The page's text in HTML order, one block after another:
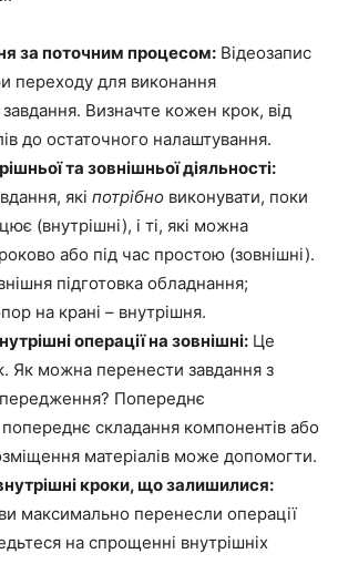
за поточним процесом: Відеозапис
переходу для виконання
Визначте кожен крок, від
до остаточного налаштування.
та зовнішньої діяльності:
які потрібно виконувати, поки
(внутрішні), і ті, які можна
або під час простою (зовнішні).
підготовка обладнання;
на крані – внутрішня.
операції на зовнішні: Це
Як можна перенести завдання з
Попереднє
складання компонентів або
матеріалів може допомогти.
кроки, що залишилися:
максимально перенесли операції
на спрощенні внутрішніх